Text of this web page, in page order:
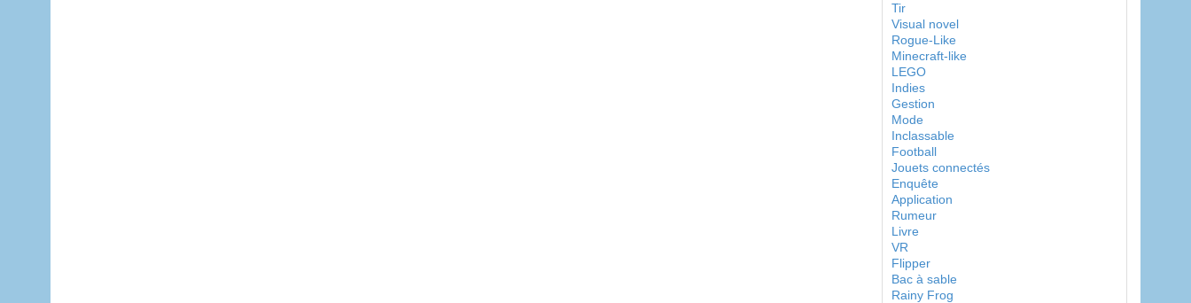
Tir
Visual novel
Rogue-Like
Minecraft-like
LEGO
Indies
Gestion
Mode
Inclassable
Football
Jouets connectés
Enquête
Application
Rumeur
Livre
VR
Flipper
Bac à sable
Rainy Frog